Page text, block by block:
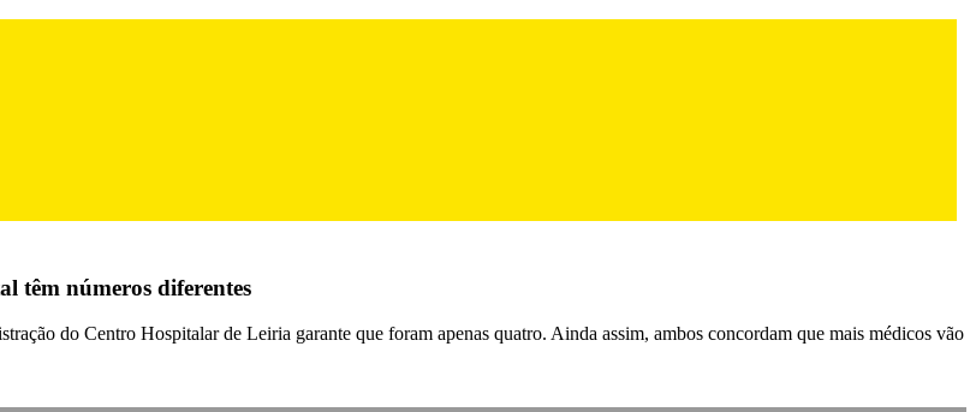
têm números diferentes
do Centro Hospitalar de Leiria garante que foram apenas quatro. Ainda assim, ambos concordam que mais médicos vão